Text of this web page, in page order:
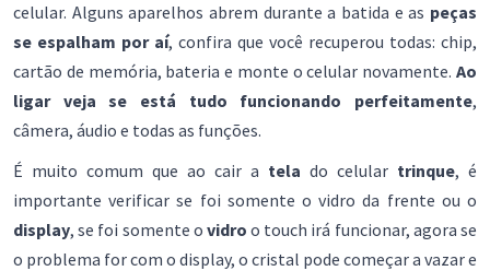
celular. Alguns aparelhos abrem durante a batida e as peças
se espalham por aí, confira que você recuperou todas: chip,
cartão de memória, bateria e monte o celular novamente. Ao
ligar veja se está tudo funcionando perfeitamente,
câmera, áudio e todas as funções.
É muito comum que ao cair a tela do celular trinque, é
importante verificar se foi somente o vidro da frente ou o
display, se foi somente o vidro o touch irá funcionar, agora se
o problema for com o display, o cristal pode começar a vazar e